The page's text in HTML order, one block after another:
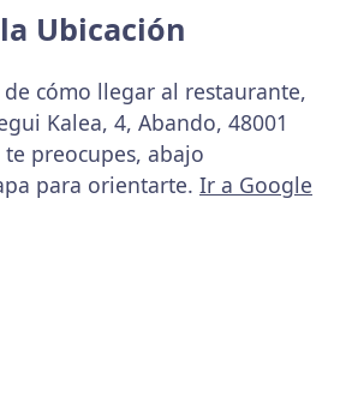
Ubicación
cómo llegar al restaurante,
Kalea, 4, Abando, 48001
preocupes, abajo
para orientarte. Ir a Google